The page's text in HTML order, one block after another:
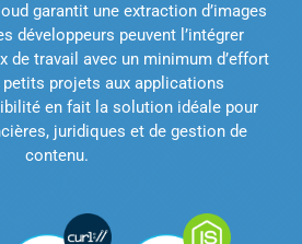
garantit une extraction d’images
développeurs peuvent l’intégrer
de travail avec un minimum d’effort
petits projets aux applications
en fait la solution idéale pour
juridiques et de gestion de
contenu.